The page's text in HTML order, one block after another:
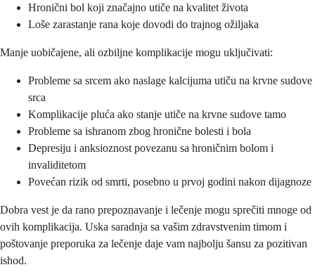
Hronični bol koji značajno utiče na kvalitet života
Loše zarastanje rana koje dovodi do trajnog ožiljaka
Manje uobičajene, ali ozbiljne komplikacije mogu uključivati:
Probleme sa srcem ako naslage kalcijuma utiču na krvne sudove
srca
Komplikacije pluća ako stanje utiče na krvne sudove tamo
Probleme sa ishranom zbog hronične bolesti i bola
Depresiju i anksioznost povezanu sa hroničnim bolom i
invaliditetom
Povećan rizik od smrti, posebno u prvoj godini nakon dijagnoze
Dobra vest je da rano prepoznavanje i lečenje mogu sprečiti mnoge od
ovih komplikacija. Uska saradnja sa vašim zdravstvenim timom i
poštovanje preporuka za lečenje daje vam najbolju šansu za pozitivan
ishod.